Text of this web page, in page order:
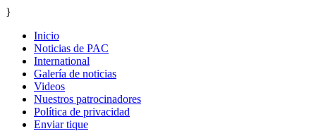
}
Inicio
Noticias de PAC
International
Galería de noticias
Videos
Nuestros patrocinadores
Política de privacidad
Enviar tique